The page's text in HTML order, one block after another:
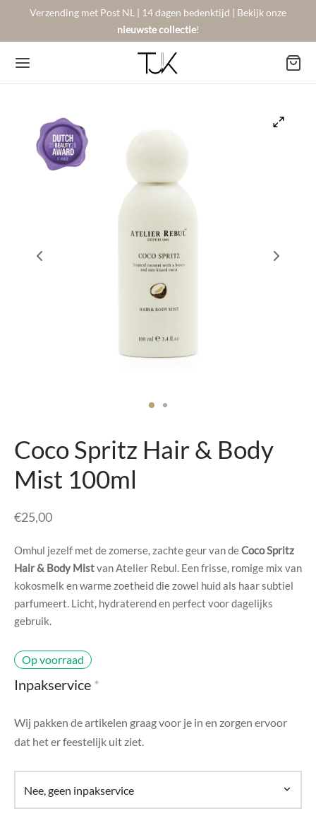
Verzending met Post NL | 14 dagen bedenktijd | Bekijk onze
nieuwste collectie!
Coco Spritz Hair & Body
Mist 100ml
€25,00
Omhul jezelf met de zomerse, zachte geur van deCoco Spritz
Hair & Body Mistvan Atelier Rebul. Een frisse, romige mix van
kokosmelk en warme zoetheid die zowel huid als haar subtiel
parfumeert. Licht, hydraterend en perfect voor dagelijks
gebruik.
Op voorraad
Inpakservice *
Wij pakken de artikelen graag voor je in en zorgen ervoor
dat het er feestelijk uit ziet.
Favorites
& Schalen
Rebul